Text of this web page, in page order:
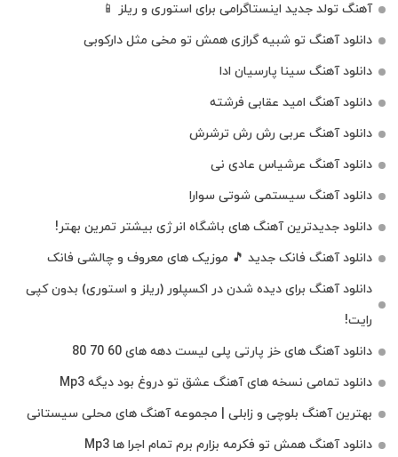
آهنگ تولد جدید اینستاگرامی برای استوری و ریلز 📱
دانلود آهنگ تو شبیه گرازی همش تو مخی مثل دارکوبی
دانلود آهنگ سینا پارسیان ادا
دانلود آهنگ امید عقابی فرشته
دانلود آهنگ عربی رش رش ترشرش
دانلود آهنگ عرشیاس عادی نی
دانلود آهنگ سیستمی شوتی سوارا
دانلود جدیدترین آهنگ‌ های باشگاه انرژی بیشتر تمرین بهتر!
دانلود آهنگ فانک جدید 🎵 موزیک‌ های معروف و چالشی فانک
دانلود آهنگ برای دیده شدن در اکسپلور (ریلز و استوری) بدون کپی
رایت!
دانلود آهنگ های خز پارتی پلی لیست دهه های 60 70 80
دانلود تمامی نسخه های آهنگ عشق تو دروغ بود دیگه Mp3
بهترین آهنگ بلوچی و زابلی | مجموعه آهنگ‌ های محلی سیستانی
دانلود آهنگ همش تو فکرمه بزارم برم تمام اجرا ها Mp3